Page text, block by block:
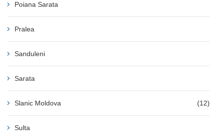
Poiana Sarata
Pralea
Sanduleni
Sarata
Slanic Moldova (12)
Sulta